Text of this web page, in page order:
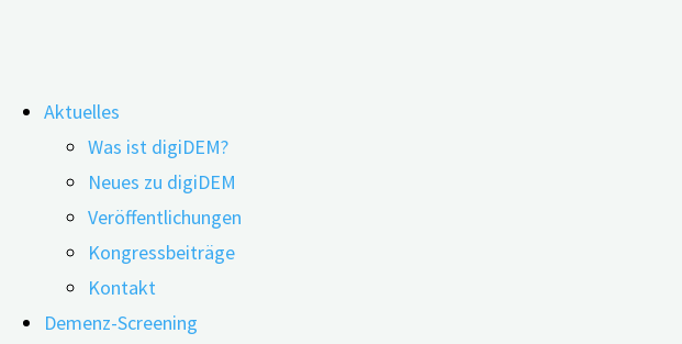
Inhalt
springen
Aktuelles
Was ist digiDEM?
Neues zu digiDEM
Veröffentlichungen
Kongressbeiträge
Kontakt
Demenz-Screening
Laute Wohnumgebung als Demenz-Risikofaktor